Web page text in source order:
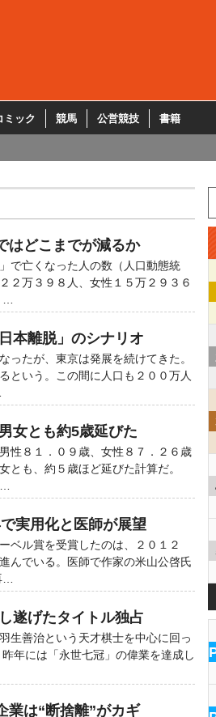
ミック 競馬 公営競技 書籍
はどこまでが減るか
亡くなった人の数（人口動態統
２万３９８人、女性１５万２９３６
本離脱」のシナリオ
たが、東京は発展を続けてきた。
という。この間に人口も２００万人
女とも約5歳延びた
性８１．０９歳、女性８７．２６歳
とも、約５歳ほど延びた計算だ。
実用化と医師が展望
ベル賞を受賞したのは、２０１２
んでいる。医師で作家の米山公啓氏
遂げたタイトル独占
生善治という天才棋士を中心に回っ
年には「永世七冠」の偉業を達成し
は“断捨離”がカギ